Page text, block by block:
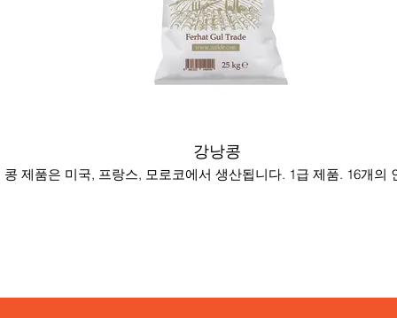
강낭콩
콩 제품은 미국, 프랑스, 모로코에서 생산됩니다. 1급 제품. 16개의